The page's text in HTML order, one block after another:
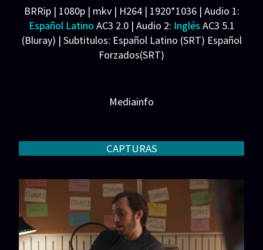
Kudler
Productora: Astute Films, Big Head Productions,
Crystal's Face Productions
BRRip | 1080p | mkv | H264 | 1920*1036 | Audio 1:
Español Latino AC3 2.0 | Audio 2: Inglés AC3 5.1
(Bluray) | Subtitulos: Español Latino (SRT) Español
Forzados(SRT)
Mediainfo
CAPTURAS